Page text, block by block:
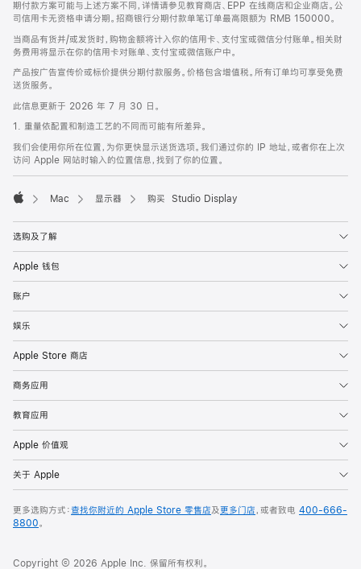
期付款方案可能与上述方案不同，详情请参见教育商店、EPP 在线商店和企业商店。公
司信用卡无资格申请分期。招商银行分期付款单笔订单最高限额为 RMB 150000。
当商品有货并/或发货时，购物金额将计入你的信用卡、支付宝或微信分付账单。相关财
务费用将显示在你的信用卡对账单、支付宝或微信账户中。
产品按广告宣传价或标价提供分期付款服务。价格包含增值税。所有订单均可享受免费
送货服务。
此信息更新于 2026 年 7 月 30 日。
1. 重量依配置和制造工艺的不同而可能有所差异。
我们会使用你所在位置，为你更快显示送货选项。我们通过你的 IP 地址，或者你在上次
访问 Apple 网站时输入的位置信息，找到了你的位置。
Mac 显示器 购买 Studio Display
选购及了解
Apple 钱包
账户
娱乐
Apple Store 商店
商务应用
教育应用
Apple 价值观
关于 Apple
更多选购方式：查找你附近的 Apple Store 零售店及更多门店，或者致电 400-666-
8800。
Copyright © 2026 Apple Inc. 保留所有权利。